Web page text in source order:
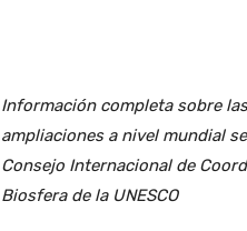
Información completa sobre
ampliaciones a nivel mundial
Consejo Internacional de
Biosfera de la UNESCO